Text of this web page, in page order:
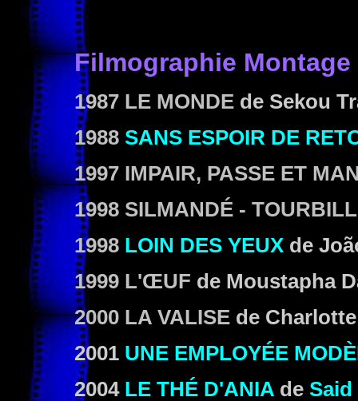
Filmographie Montage
1987 LE MONDE de Sekou
1988 SANS ESPOIR DE
1997 IMPAIR, PASSE ET
1998 SILMANDÉ -
1998 LOIN DES YEUX de
1999 L'ŒUF de Moustapha
2000 LA VALISE de
2001 UNE EMPLOYÉE
2004 LE THÉ D'ANIA de